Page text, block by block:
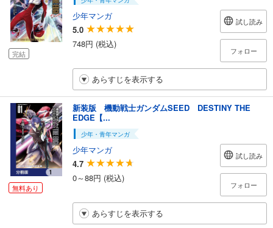
完結
少年マンガ
5.0
748円 (税込)
試し読み
フォロー
あらすじを表示する
無料あり
新装版 機動戦士ガンダムSEED DESTINY THE
EDGE【...
少年・青年マンガ
少年マンガ
4.7
0～88円 (税込)
試し読み
フォロー
あらすじを表示する